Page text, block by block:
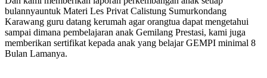
bulannyauntuk Materi Les Privat Calistung Sumurkondang
Karawang guru datang kerumah agar orangtua dapat mengetahui
sampai dimana pembelajaran anak Gemilang Prestasi, kami juga
memberikan sertifikat kepada anak yang belajar GEMPI minimal 8
Bulan Lamanya.